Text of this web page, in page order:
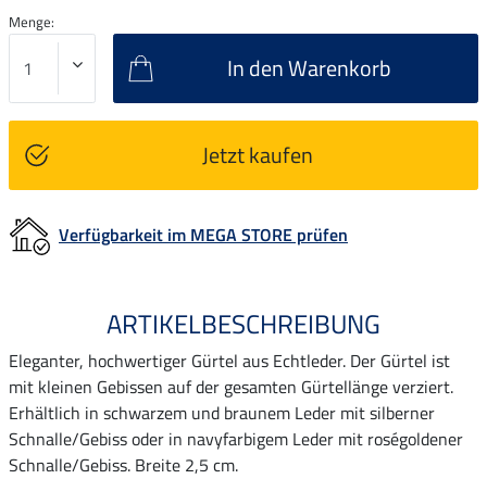
Menge:
In den Warenkorb
Jetzt kaufen
Verfügbarkeit im MEGA STORE prüfen
ARTIKELBESCHREIBUNG
Eleganter, hochwertiger Gürtel aus Echtleder. Der Gürtel ist
mit kleinen Gebissen auf der gesamten Gürtellänge verziert.
Erhältlich in schwarzem und braunem Leder mit silberner
Schnalle/Gebiss oder in navyfarbigem Leder mit roségoldener
Schnalle/Gebiss. Breite 2,5 cm.